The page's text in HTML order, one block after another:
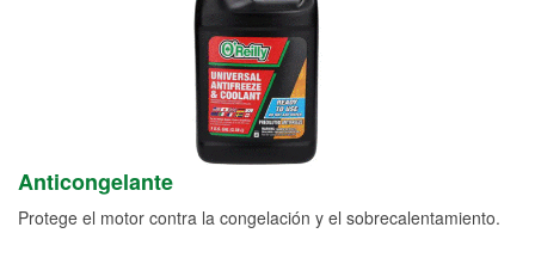
Anticongelante
Protege el motor contra la congelación y el sobrecalentamiento.